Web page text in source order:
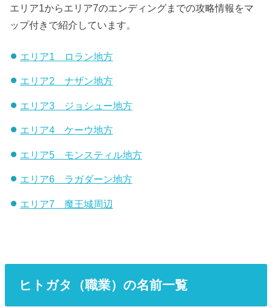
エリア1からエリア7のエンディングまでの攻略情報をマ
ップ付きで紹介しています。
エリア1 ロラン地方
エリア2 ナザン地方
エリア3 ジョシュー地方
エリア4 ケーウ地方
エリア5 モンスティル地方
エリア6 ラガダーン地方
エリア7 魔王城周辺
ヒトガタ（職業）の名前一覧